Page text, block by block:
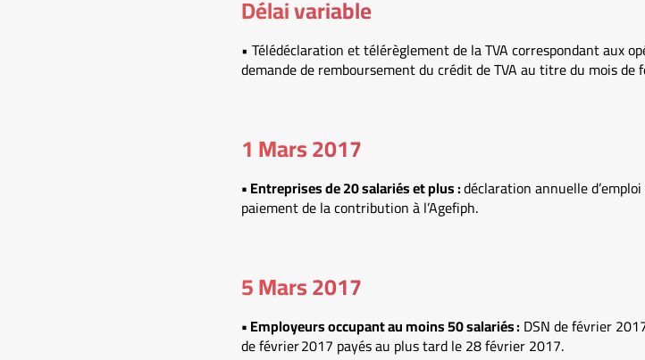
Délai variable
• Télédéclaration et télérèglement de la TVA correspondant aux
demande de remboursement du crédit de TVA au titre du mois de
1 Mars 2017
• Entreprises de 20 salariés et plus :déclaration annuelle
paiement de la contribution à l’Agefiph.
5 Mars 2017
• Employeurs occupant au moins 50 salariés : DSN de février
de février 2017 payés au plus tard le 28 février 2017.